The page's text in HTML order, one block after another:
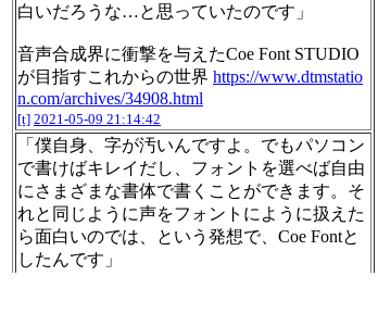
白いだろうな…と思っていたのです」
音声合成界に衝撃を与えたCoe Font STUDIO
が目指すこれからの世界 https://www.dtmstatio
n.com/archives/34908.html
[t] 2021-05-09 21:14:42
「僕自身、字が汚いんですよ。でもパソコン
で書けばキレイだし、フォントを選べば自由
にさまざまな書体で書くことができます。そ
れと同じように声をフォントにように扱えた
ら面白いのでは、という発想で、Coe Fontと
したんです」